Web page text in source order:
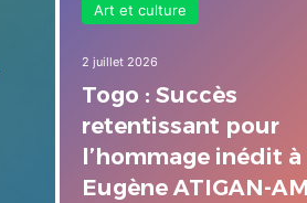
Art et culture
2 juillet 2026
Togo : Succès
retentissant pour
l’hommage inédit à
Eugène ATIGAN-